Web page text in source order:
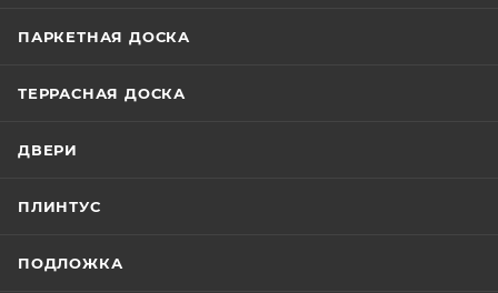
ПАРКЕТНАЯ ДОСКА
ТЕРРАСНАЯ ДОСКА
ДВЕРИ
ПЛИНТУС
ПОДЛОЖКА